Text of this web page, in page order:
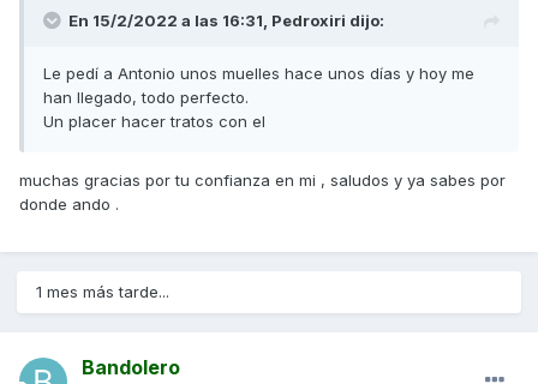
En 15/2/2022 a las 16:31, Pedroxiri dijo:
Le pedí a Antonio unos muelles hace unos días y hoy me
han llegado, todo perfecto.
Un placer hacer tratos con el
muchas gracias por tu confianza en mi , saludos y ya sabes por
donde ando .
1 mes más tarde...
Bandolero